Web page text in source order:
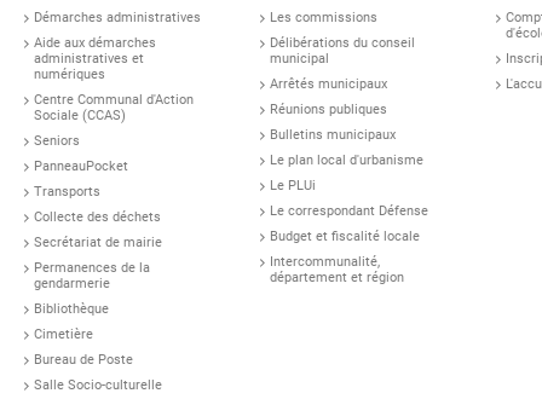
Démarches administratives
Aide aux démarches
administratives et
numériques
Centre Communal d'Action
Sociale (CCAS)
Seniors
PanneauPocket
Transports
Collecte des déchets
Secrétariat de mairie
Permanences de la
gendarmerie
Bibliothèque
Cimetière
Bureau de Poste
Salle Socio-culturelle
Les commissions
Délibérations du conseil
municipal
Arrêtés municipaux
Réunions publiques
Bulletins municipaux
Le plan local d'urbanisme
Le PLUi
Le correspondant Défense
Budget et fiscalité locale
Intercommunalité,
département et région